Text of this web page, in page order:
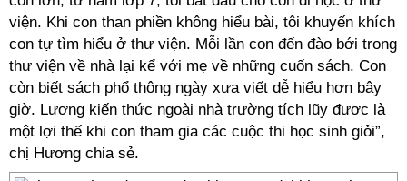
viện. Khi con than phiền không hiểu bài, tôi khuyến khích
con tự tìm hiểu ở thư viện. Mỗi lần con đến đào bới trong
thư viện về nhà lại kể với mẹ về những cuốn sách. Con
còn biết sách phổ thông ngày xưa viết dễ hiểu hơn bây
giờ. Lượng kiến thức ngoài nhà trường tích lũy được là
một lợi thế khi con tham gia các cuộc thi học sinh giỏi”,
chị Hương chia sẻ.